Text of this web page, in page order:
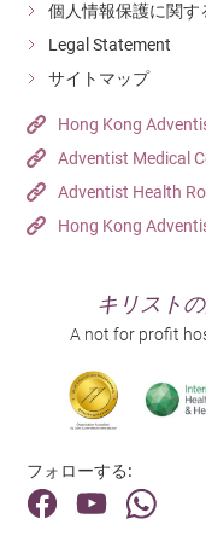
個人情報保護に関す
Legal Statement
サイトマップ
Hong Kong
Adventist Medical
Adventist Health
Hong Kong
キリスト
A not for profit
フォローする: